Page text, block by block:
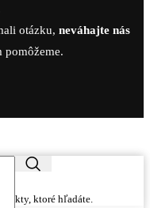
otázku, neváhajte nás
pomôžeme.
ktoré hľadáte.